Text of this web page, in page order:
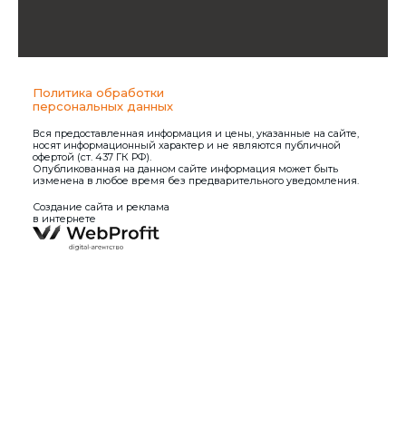
Политика обработки
персональных данных
Вся предоставленная информация и цены, указанные на сайте,
носят информационный характер и не являются публичной
офертой (ст. 437 ГК РФ).
Опубликованная на данном сайте информация может быть
изменена в любое время без предварительного уведомления.
Создание сайта и реклама
в интернете